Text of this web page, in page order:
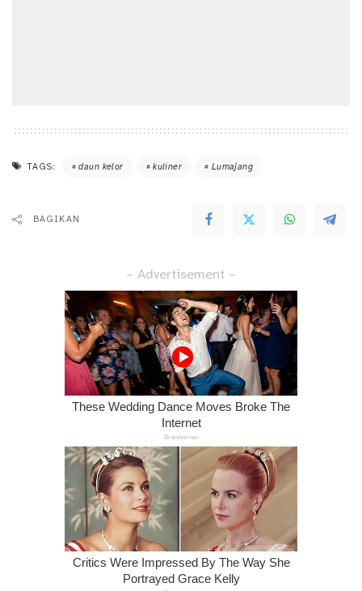
TAGS: daun kelor kuliner Lumajang
BAGIKAN
– Advertisement –